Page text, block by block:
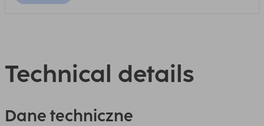
Technical details
Dane techniczne